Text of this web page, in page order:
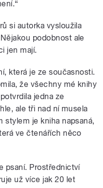
si autorka vysloužila
podobnost ale
jen mají.
která je ze současnosti.
že všechny mé knihy
jedna ze
ale tři nad ní musela
stylem je kniha napsaná,
ve čtenářích něco
psaní. Prostřednictví
už více jak 20 let